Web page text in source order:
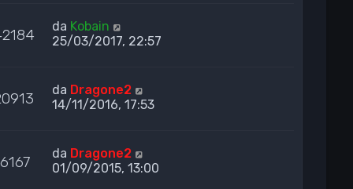
da Kobain
25/03/2017, 22:57
da Dragone2
14/11/2016, 17:53
da Dragone2
01/09/2015, 13:00